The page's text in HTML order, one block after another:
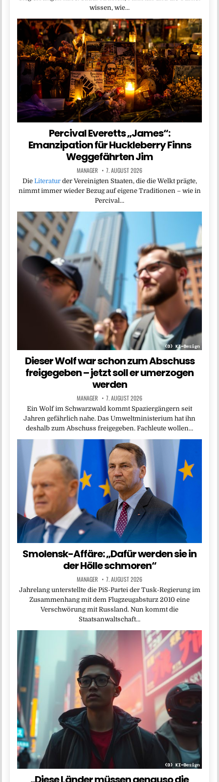
wissen, wie…
Percival Everetts „James“:
Emanzipation für Huckleberry Finns
Weggefährten Jim
MANAGER 7. AUGUST 2026
Die Literaturder Vereinigten Staaten, die die Welkt prägte,
nimmt immer wieder Bezug auf eigene Traditionen – wie in
Percival…
Dieser Wolf war schon zum Abschuss
freigegeben – jetzt soll er umerzogen
werden
MANAGER 7. AUGUST 2026
Ein Wolf im Schwarzwald kommt Spaziergängern seit
Jahren gefährlich nahe. Das Umweltministerium hat ihn
deshalb zum Abschuss freigegeben. Fachleute wollen…
Smolensk-Affäre: „Dafür werden sie in
der Hölle schmoren“
MANAGER 7. AUGUST 2026
Jahrelang unterstellte die PiS-Partei der Tusk-Regierung im
Zusammenhang mit dem Flugzeugabsturz 2010 eine
Verschwörung mit Russland. Nun kommt die
Staatsanwaltschaft…